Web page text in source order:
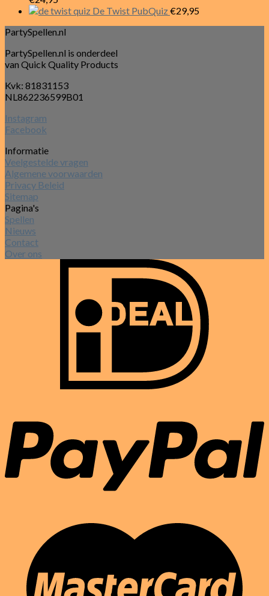
De Twist PubQuiz€29,95
PartySpellen.nl
PartySpellen.nl is onderdeel
van Quick Quality Products
Kvk: 81831153
NL862236599B01
Instagram
Facebook
Informatie
Veelgestelde vragen
Algemene voorwaarden
Privacy Beleid
Sitemap
Pagina's
Spellen
Nieuws
Contact
Over ons